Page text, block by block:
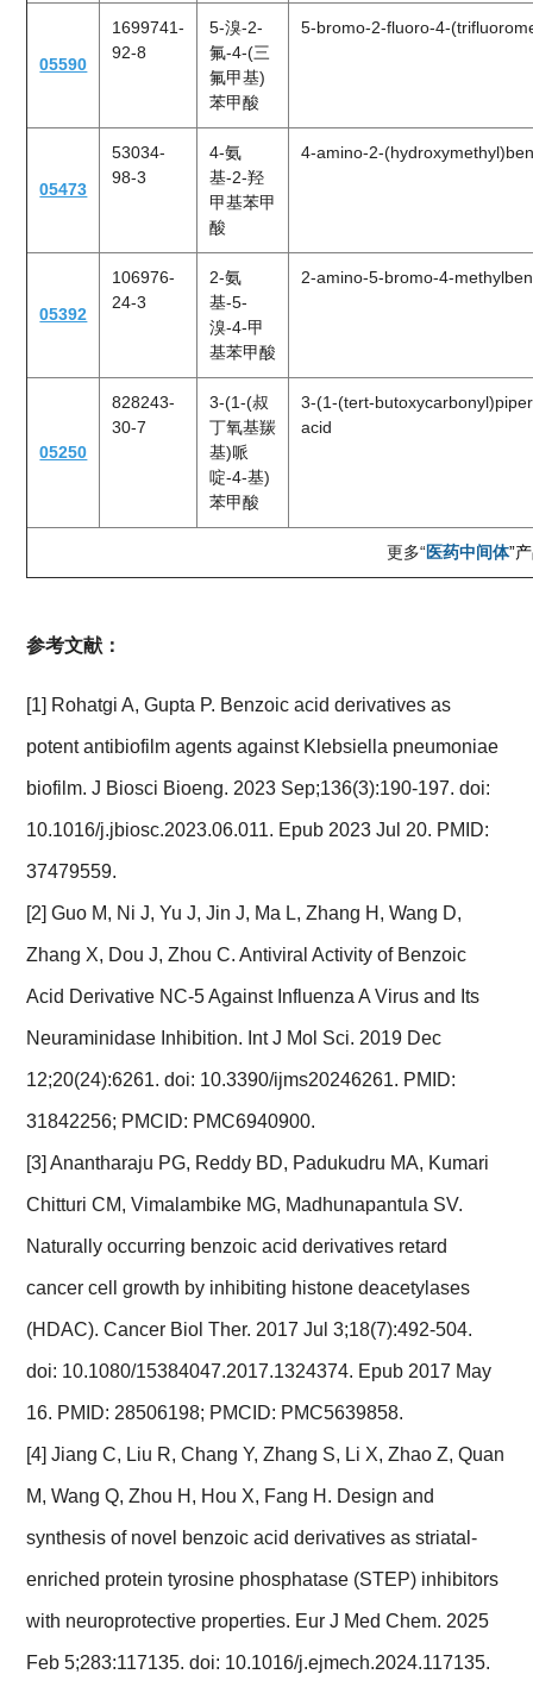
05590
1699741-
92-8
5-溴-2-
氟-4-(三
氟甲基)
苯甲酸
5-bromo-2-fluoro-4-
05473
53034-
98-3
4-氨
基-2-羟
甲基苯甲
酸
4-amino-2-
05392
106976-
24-3
2-氨
基-5-
溴-4-甲
基苯甲酸
2-amino-5-bromo-4-
05250
828243-
30-7
3-(1-(叔
丁氧基羰
基)哌
啶-4-基)
苯甲酸
3-(1-(tert-
acid
更多“医药中间体”
参考文献：
[1] Rohatgi A, Gupta P. Benzoic acid derivatives as
potent antibiofilm agents against Klebsiella pneumoniae
biofilm. J Biosci Bioeng. 2023 Sep;136(3):190-197. doi:
10.1016/j.jbiosc.2023.06.011. Epub 2023 Jul 20. PMID:
37479559.
[2] Guo M, Ni J, Yu J, Jin J, Ma L, Zhang H, Wang D,
Zhang X, Dou J, Zhou C. Antiviral Activity of Benzoic
Acid Derivative NC-5 Against Influenza A Virus and Its
Neuraminidase Inhibition. Int J Mol Sci. 2019 Dec
12;20(24):6261. doi: 10.3390/ijms20246261. PMID:
31842256; PMCID: PMC6940900.
[3] Anantharaju PG, Reddy BD, Padukudru MA, Kumari
Chitturi CM, Vimalambike MG, Madhunapantula SV.
Naturally occurring benzoic acid derivatives retard
cancer cell growth by inhibiting histone deacetylases
(HDAC). Cancer Biol Ther. 2017 Jul 3;18(7):492-504.
doi: 10.1080/15384047.2017.1324374. Epub 2017 May
16. PMID: 28506198; PMCID: PMC5639858.
[4] Jiang C, Liu R, Chang Y, Zhang S, Li X, Zhao Z, Quan
M, Wang Q, Zhou H, Hou X, Fang H. Design and
synthesis of novel benzoic acid derivatives as striatal-
enriched protein tyrosine phosphatase (STEP) inhibitors
with neuroprotective properties. Eur J Med Chem. 2025
Feb 5;283:117135. doi: 10.1016/j.ejmech.2024.117135.